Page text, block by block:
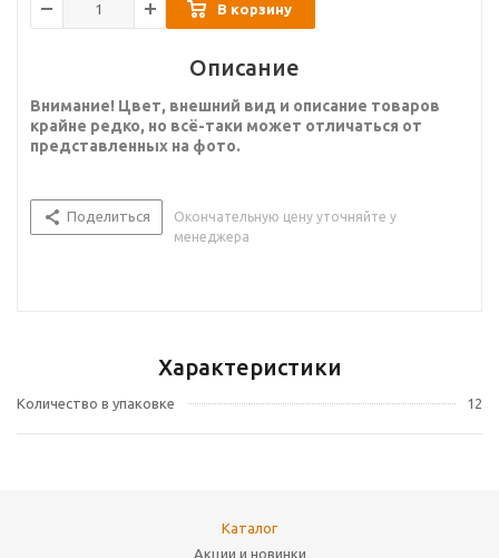
В корзину
Описание
Внимание! Цвет, внешний вид и описание товаров
крайне редко, но всё-таки может отличаться от
представленных на фото.
Поделиться
Окончательную цену уточняйте у
менеджера
Характеристики
Количество в упаковке 12
Каталог
Акции и новинки